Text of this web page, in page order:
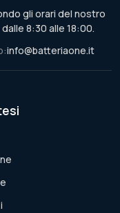
gli orari del nostro
8:30 alle 18:00.
info@batteriaone.it